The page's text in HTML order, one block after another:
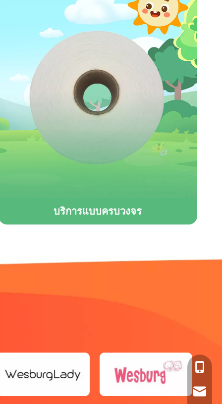
ออกแบบมาโดยเฉพาะสำหรับการมีประจำเดือนมามาก
ในเวลากลางคืนหรือในสถานการณ์ที่ไม่สามารถทดแทน
ได้ แสดงถึงความอ่อนโยนและความเอาใจใส่ สวมใส่ได้
พอดีเหมือนชุดชั้นใน และป้องกันการรั่วซึมได้ 360
องศา ที่ทำให้ผู้หญิงได้รับความสบายเหมือนปกติในช่วง
มีประจำเดือนไม่ว่าจะนั่งและหลับลึกอย่างต่อเนื่อง
มันไม่ใช่แค่การทำงาน มันคือความหลงใหล ความ
บริการแบบครบวงจร
+86-